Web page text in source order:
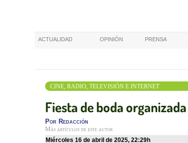
ACTUALIDAD OPINIÓN PRENSA
CINE, RADIO, TELEVISIÓN E INTERNET
Fiesta de boda
Por Redacción
Más artículos de este autor
miércoles 16 de abril de 2025, 22:29h